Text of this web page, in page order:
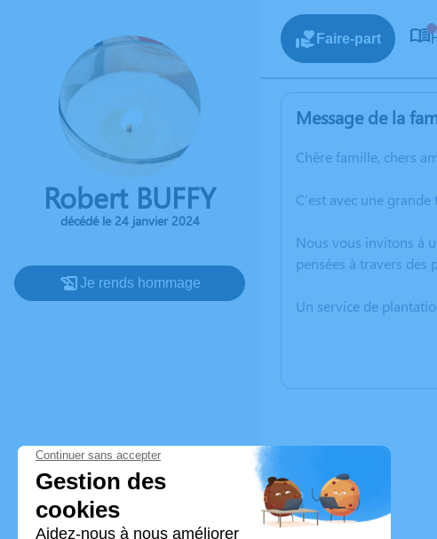
Robert BUFFY
décédé le 24 janvier 2024
Je rends hommage
Faire-part
Message de la
Chère famille, chers
C’est avec une
Nous vous invitons à
pensées à travers des
Un service de